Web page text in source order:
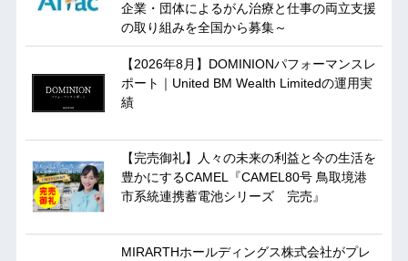
企業・団体によるがん治療と仕事の両立支援
の取り組みを全国から募集～
【2026年8月】DOMINIONパフォーマンスレ
ポート｜United BM Wealth Limitedの運用実
績
【完売御礼】人々の未来の利益と今の生活を
豊かにするCAMEL『CAMEL80号 鳥取境港
市系統連携蓄電池シリーズ 完売』
MIRARTHホールディングス株式会社がプレ